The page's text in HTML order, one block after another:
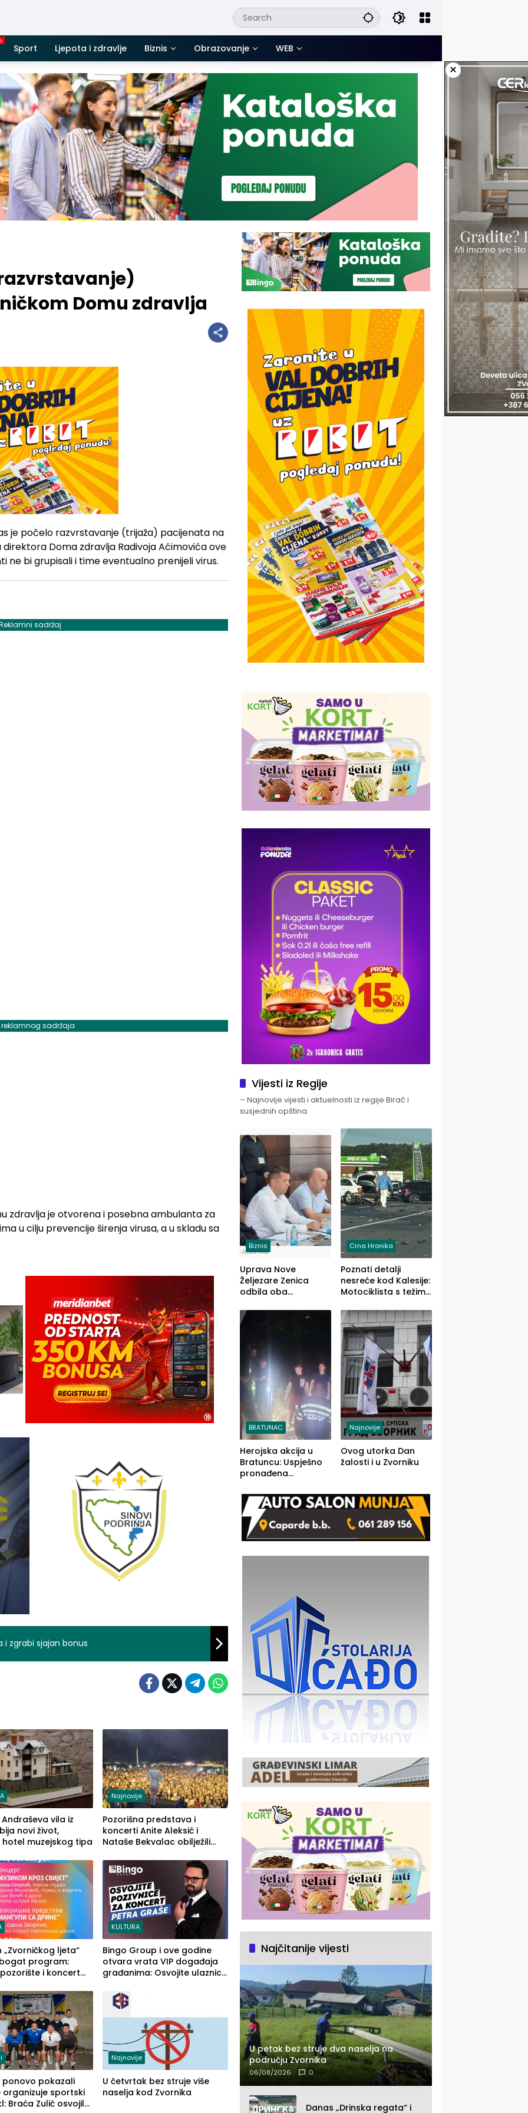
Sport Ljepota i zdravlje Biznis Obrazovanje WEB
×
Domu zdravlja
je počelo razvrstavanje (trijaža) pacijenata na
Doma zdravlja Radivoja Aćimovića ove
ne bi grupisali i time eventualno prenijeli virus.
sadržaj
reklamnog sadržaja
zdravlja je otvorena i posebna ambulanta za
u cilju prevencije širenja virusa, a u skladu sa
i zgrabi sjajan bonus
Andraševa vila iz
novi život,
muzejskog tipa
Najnovije
Pozorišna predstava i
koncerti Anite Aleksić i
Nataše Bekvalac obilježili
(FOTO)
„Zvorničkog ljeta“
program:
i koncert
KULTURA
Bingo Group i ove godine
otvara vrata VIP događaja
građanima: Osvojite ulaznice
ponovo pokazali
organizuje sportski
Braća Zulić osvojila
Najnovije
U četvrtak bez struje više
naselja kod Zvornika
Vijesti iz Regije
– Najnovije vijesti i aktuelnosti iz regije Birač i
susjednih opština.
Biznis
Uprava Nove
Željezare Zenica
odbila oba
FBiH: Ustrajni da je
stečaj jedino rješenje
Crna Hronika
Poznati detalji
nesreće kod Kalesije:
Motociklista s težim,
lakšim povredama
BRATUNAC
Herojska akcija u
Bratuncu: Uspješno
pronađena
a Ivanka Lazić,
rodom iz Kravice.
Najnovije
Ovog utorka Dan
žalosti i u Zvorniku
Najčitanije vijesti
U petak bez struje dva naselja na
području Zvornika
06/08/2026 0
Danas „Drinska regata“ i